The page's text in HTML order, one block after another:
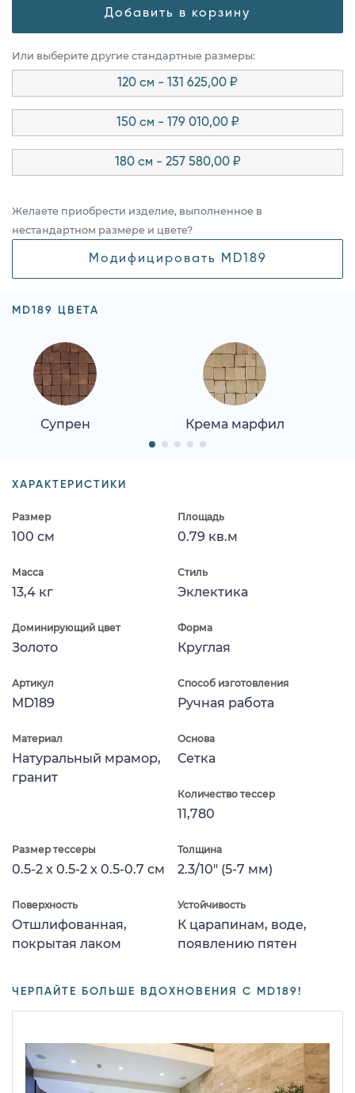
Добавить в корзину
Или выберите другие стандартные размеры:
120 см - 131 625,00 ₽
150 см - 179 010,00 ₽
180 см - 257 580,00 ₽
Желаете приобрести изделие, выполненное в
нестандартном размере и цвете?
Модифицировать MD189
MD189 ЦВЕТА
Супрен Крема марфил
ХАРАКТЕРИСТИКИ
Размер
100 см
Площадь
0.79 кв.м
Масса
13,4 кг
Стиль
Эклектика
Доминирующий цвет
Золото
Форма
Круглая
Артикул
MD189
Способ изготовления
Ручная работа
Материал
Натуральный мрамор,
гранит
Основа
Сетка
Количество тессер
11,780
Размер тессеры
0.5-2 x 0.5-2 x 0.5-0.7 см
Толщина
2.3/10" (5-7 мм)
Поверхность
Отшлифованная,
покрытая лаком
Устойчивость
К царапинам, воде,
появлению пятен
ЧЕРПАЙТЕ БОЛЬШЕ ВДОХНОВЕНИЯ С MD189!